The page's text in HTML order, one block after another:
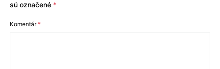
sú označené *
Komentár*